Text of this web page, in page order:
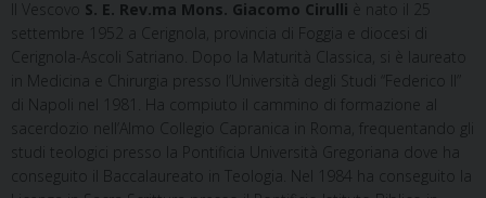
S. E. Rev.ma Mons. Giacomo Cirulli è nato il 25
settembre 1952 a Cerignola, provincia di Foggia e diocesi di
Cerignola-Ascoli Satriano. Dopo la Maturità Classica, si è laureato
in Medicina e Chirurgia presso l’Università degli Studi “Federico II”
di Napoli nel 1981. Ha compiuto il cammino di formazione al
sacerdozio nell’Almo Collegio Capranica in Roma, frequentando gli
studi teologici presso la Pontificia Università Gregoriana dove ha
conseguito il Baccalaureato in Teologia. Nel 1984 ha conseguito la